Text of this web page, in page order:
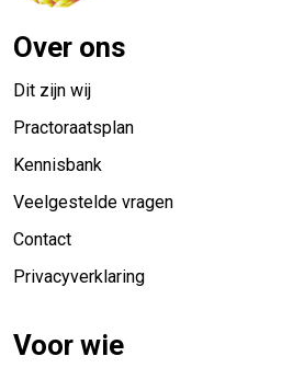
Over ons
Dit zijn wij
Practoraatsplan
Kennisbank
Veelgestelde vragen
Contact
Privacyverklaring
Voor wie